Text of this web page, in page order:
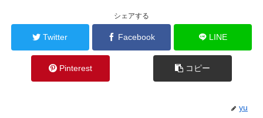
シェアする
Twitter Facebook LINE
Pinterest コピー
yu